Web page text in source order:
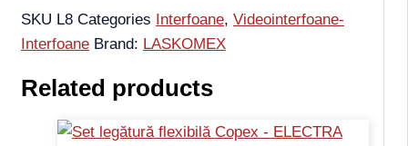
SKU L8 Categories Interfoane, Videointerfoane-
Interfoane Brand: LASKOMEX
Related products